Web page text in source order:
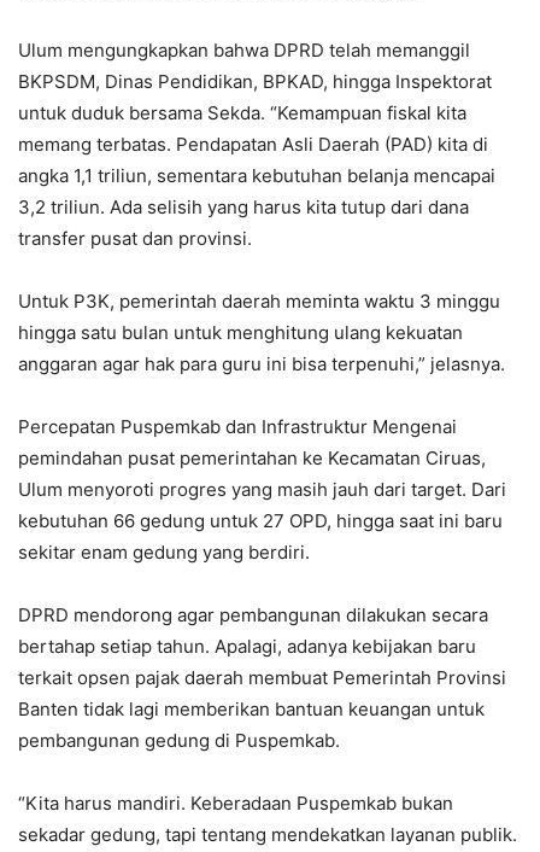
Ulum mengungkapkan bahwa DPRD telah memanggil
BKPSDM, Dinas Pendidikan, BPKAD, hingga Inspektorat
untuk duduk bersama Sekda. “Kemampuan fiskal kita
memang terbatas. Pendapatan Asli Daerah (PAD) kita di
angka 1,1 triliun, sementara kebutuhan belanja mencapai
3,2 triliun. Ada selisih yang harus kita tutup dari dana
transfer pusat dan provinsi.
Untuk P3K, pemerintah daerah meminta waktu 3 minggu
hingga satu bulan untuk menghitung ulang kekuatan
anggaran agar hak para guru ini bisa terpenuhi,” jelasnya.
Percepatan Puspemkab dan Infrastruktur Mengenai
pemindahan pusat pemerintahan ke Kecamatan Ciruas,
Ulum menyoroti progres yang masih jauh dari target. Dari
kebutuhan 66 gedung untuk 27 OPD, hingga saat ini baru
sekitar enam gedung yang berdiri.
DPRD mendorong agar pembangunan dilakukan secara
bertahap setiap tahun. Apalagi, adanya kebijakan baru
terkait opsen pajak daerah membuat Pemerintah Provinsi
Banten tidak lagi memberikan bantuan keuangan untuk
pembangunan gedung di Puspemkab.
“Kita harus mandiri. Keberadaan Puspemkab bukan
sekadar gedung, tapi tentang mendekatkan layanan publik.